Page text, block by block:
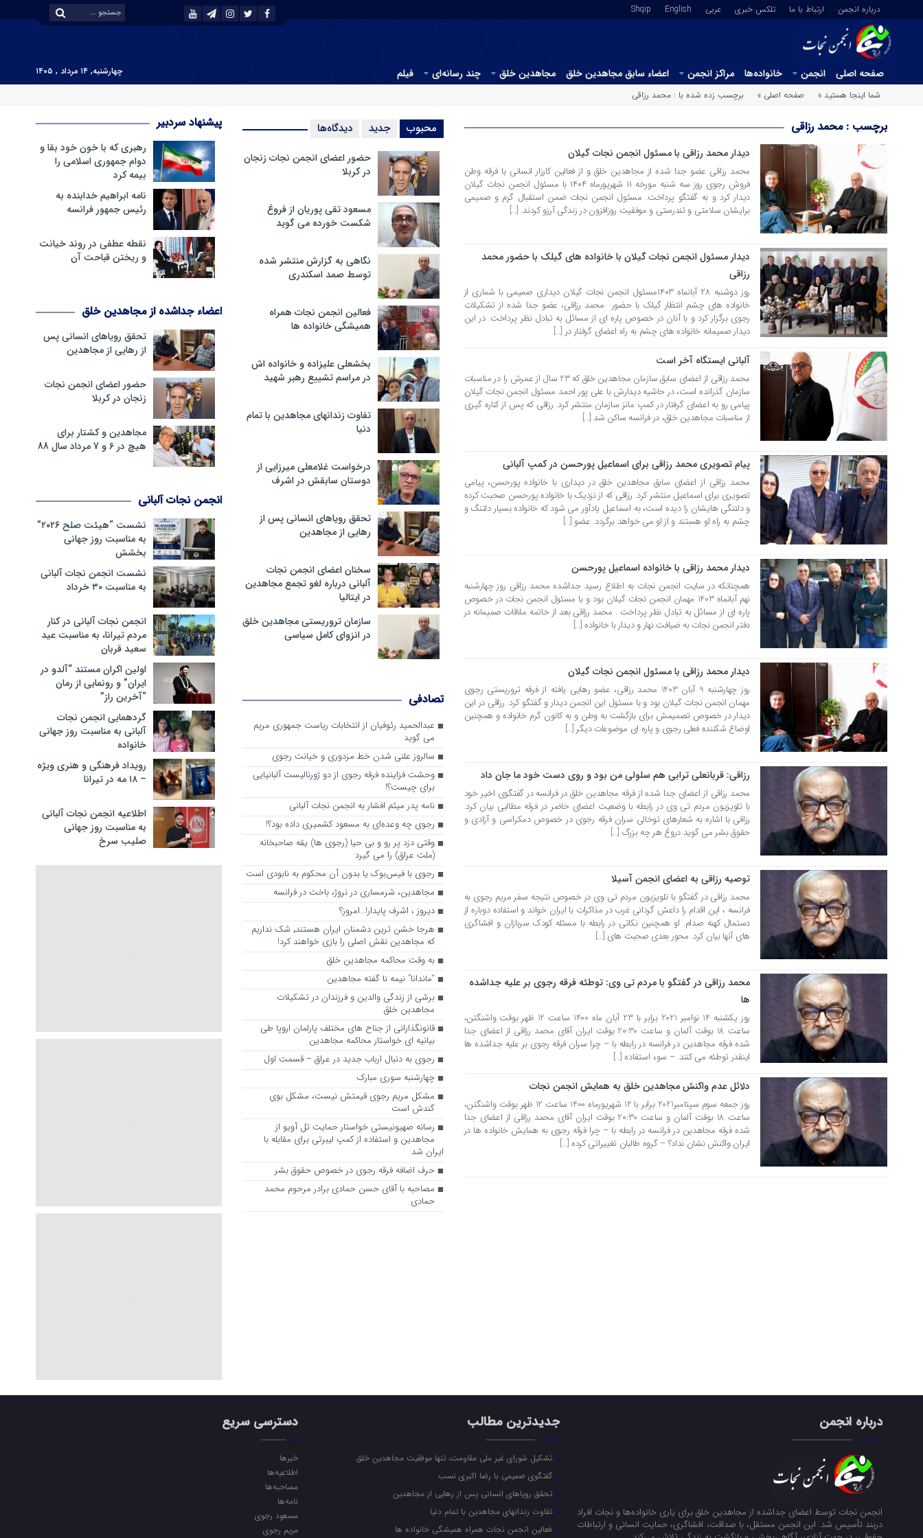
درباره انجمن ارتباط با ما تلکس خبری عربي English
Shqip
صفحه اصلی انجمن خانواده‌ها مراکز انجمن اعضاء سابق مجاهدین خلق مجاهدین خلق چند رسانه‌ای فیلم
چهارشنبه, ۱۴ مرداد , ۱۴۰۵
شما اینجا هستید »
صفحه اصلی » برچسب زده شده با : محمد رزاقی
برچسب : محمد رزاقی
دیدار محمد رزاقی با مسئول انجمن نجات گیلان
محمد رزاقی عضو جدا شده از مجاهدین خلق و از فعالین کارزار انسانی با فرقه وطن
فروش رجوی روز سه شنبه مورخه ۱۱ شهریورماه ۱۴۰۴ با مسئول انجمن نجات گیلان
دیدار کرد و به گفتگو پرداخت. مسئول انجمن نجات ضمن استقبال گرم و صمیمی
برایشان سلامتی و تندرستی و موفقیت روزافزون در زندگی آرزو کردند. […]
18 آذر 1403
دیدار مسئول انجمن نجات گیلان با خانواده های گیلک با حضور محمد
رزاقی
روز دوشنبه ۲۸ آبانماه ۱۴۰۳مسئول انجمن نجات گیلان دیداری صمیمی با شماری از
خانواده های چشم انتظار گیلک با حضور محمد رزاقی، عضو جدا شده از تشکیلات
رجوی برگزار کرد و با آنان در خصوص پاره ای از مسائل به تبادل نظر پرداخت. در این
دیدار صمیمانه خانواده های چشم به راه اعضای گرفتار در […]
14 آذر 1403 آلبانی ایستگاه آخر است
محمد رزاقی از اعضای سابق سازمان مجاهدین خلق که 23 سال از عمرش را در مناسبات
سازمان گذرانده است، در حاشیه دیدارش با علی پور احمد مسئول انجمن نجات گیلان
پیامی رو به اعضای گرفتار در کمپ مانز سازمان منتشر کرد. رزاقی که پس از کناره گیری
از مناسبات مجاهدین خلق، در فرانسه ساکن شد […]
14 آذر 1403 پیام تصویری محمد رزاقی برای اسماعیل پورحسن در کمپ آلبانی
محمد رزاقی از اعضای سابق مجاهدین خلق در دیداری با خانواده پورحسن، پیامی
تصویری برای اسماعیل منتشر کرد. رزاقی که از نزدیک با خانواده پورحسن صحبت کرده
و دلتنگی هایشان را دیده است، به اسماعیل یادآور می شود که خانواده بسیار دلتنگ و
چشم به راه او هستند و از او می خواهد برگردد. عضو […]
14 آذر 1403 دیدار محمد رزاقی با خانواده اسماعیل پورحسن
همچنانکه در سایت انجمن نجات به اطلاع رسید جداشده محمد رزاقی روز چهارشنبه
نهم آبانماه 1403 مهمان انجمن نجات گیلان بود و با مسئول انجمن نجات در خصوص
پاره ای از مسائل به تبادل نظر پرداخت . محمد رزاقی بعد از خاتمه ملاقات صمیمانه در
دفتر انجمن نجات به ضیافت نهار و دیدار با خانواده […]
13 آذر 1403 دیدار محمد رزاقی با مسئول انجمن نجات گیلان
روز چهارشنبه 9 آبان 1403 محمد رزاقی، عضو رهایی یافته از فرقه تروریستی رجوی
مهمان انجمن نجات گیلان بود و با مسئول این انجمن دیدار و گفتگو کرد. رزاقی در این
دیدار در خصوص تصمیمش برای بازگشت به وطن و به کانون گرم خانواده و همچنین
اوضاع شکننده فعلی رجوی و پاره ای موضوعات دیگر […]
رزاقی: قربانعلی ترابی هم سلولی من بود و روی دست خود ما جان داد
محمد رزاقی از اعضای جدا شده از فرقه مجاهدین خلق در فرانسه در گفتگوی اخیر خود
با تلویزیون مردم تی وی در رابطه با وضعیت اعضای حاضر در فرقه مطالبی بیان کرد.
رزاقی با اشاره به شعارهای توخالی سران فرقه رجوی در خصوص دمکراسی و آزادی و
حقوق بشر می گوید دروغ هر چه بزرگ […]
توصیه رزاقی به اعضای انجمن آسیلا
محمد رزاقی در گفتگو با تلویزیون مردم تی وی در خصوص نتیجه سفر مریم رجوی به
فرانسه ، این اقدام را داعش گردانی غرب در مذاکرات با ایران خواند و استفاده دوباره از
دستمال کهنه صدام. او همچنین نکاتی در رابطه با مسئله کودک سربازان و افشاگری
های آنها بیان کرد. محور بعدی صحبت های […]
محمد رزاقی در گفتگو با مردم تی وی: توطئه فرقه رجوی بر علیه جداشده
ها
روز یکشنبه 14 نوامبر 2021 برابر با 23 آبان ماه 1400 ساعت 12 ظهر بوقت واشنگتن،
ساعت 18 بوقت آلمان و ساعت 20:30 بوقت ایران آقای محمد رزاقی از اعضای جدا
شده فرقه مجاهدین در فرانسه در رابطه با – چرا سران فرقه رجوی بر علیه جداشده ها
اینقدر توطئه می کنند. – سوء استفاده […]
دلائل عدم واکنش مجاهدین خلق به همایش انجمن نجات
روز جمعه سوم سپتامبر2021 برابر با 12 شهریورماه 1400 ساعت 12 ظهر بوقت واشنگتن،
ساعت 18 بوقت آلمان و ساعت 20:30 بوقت ایران آقای محمد رزاقی از اعضای جدا
شده فرقه مجاهدین در فرانسه در رابطه با – چرا فرقه رجوی به همایش خانواده ها در
ایران واکنش نشان نداد؟ – گروه طالبان تغییراتی کرده […]
محبوب جدید دیدگاه‌ها
حضور اعضای انجمن نجات زنجان
در کربلا
مسعود تقی پوریان از فروغ
شکست خورده می گوید
نگاهی به گزارش منتشر شده
توسط صمد اسکندری
فعالین انجمن نجات همراه
همیشگی خانواده ها
بخشعلی علیزاده و خانواده اش
در مراسم تشییع رهبر شهید
تفاوت زندانهای مجاهدین با تمام
دنیا
درخواست غلامعلی میرزایی از
دوستان سابقش در اشرف
تحقق رویاهای انسانی پس از
رهایی از مجاهدین
سخنان اعضای انجمن نجات
آلبانی درباره لغو تجمع مجاهدین
در ایتالیا
سازمان تروریستی مجاهدین خلق
در انزوای کامل سیاسی
تصادفی
عبدالحمید رئوفیان از انتخابات ریاست جمهوری مریم
می گوید
سالروز علنی شدن خط مزدوری و خیانت رجوی
وحشت فزاینده فرقه رجوی از دو ژورنالیست آلبانیایی
برای چیست؟!
نامه پدر میثم افشار به انجمن نجات آلبانی
رجوی چه وعده‌ای به مسعود کشمیری داده بود؟!
وقتی دزد پر رو و بی حیا (رجوی ها) یقه صاحبخانه
(ملت عراق) را می گیرد
رجوی با فیس‌بوک یا بدون آن محکوم به نابودی است
مجاهدین، شرم‎ساری در نروژ، باخت در فرانسه
ديروز ، اشرف پايدار!…امروز؟
هرجا خشن ترین دشمنان ایران هستند٬ شک نداریم
که مجاهدین نقش اصلی را بازی خواهند کرد!
به وقت محاکمه مجاهدین خلق
“ماندانا” نیمه نا گفته مجاهدین
برشی از زندگی والدین و فرزندان در تشکیلات
مجاهدین خلق
قانونگذارانی از جناح های مختلف پارلمان اروپا طی
بیانیه ای خواستار محاکمه مجاهدین
رجوی به دنبال ارباب جدید در عراق – قسمت اول
چهارشنبه سوری مبارک
مشکل مریم رجوی قیمتش نیست، مشکل بوی
گندش است
رسانه صهیونیستی خواستار حمایت تل آویو از
مجاهدین و استفاده از کمپ لیبرتی برای مقابله با
ایران شد
حرف اضافه فرقه رجوی در خصوص حقوق بشر
مصاحبه با آقای حسن حمادی برادر مرحوم محمد
حمادی
پیشنهاد سردبیر
رهبری که با خون خود بقا و
دوام جمهوری اسلامی را
بیمه کرد
نامه ابراهیم خدابنده به
رئیس جمهور فرانسه
نقطه عطفی در روند خیانت
و ریختن قباحت آن
اعضاء جداشده از مجاهدین خلق
تحقق رویاهای انسانی پس
از رهایی از مجاهدین
حضور اعضای انجمن نجات
زنجان در کربلا
مجاهدین و کشتار برای
هیچ در 6 و 7 مرداد سال 88
انجمن نجات آلبانی
نشست “هیئت صلح ۲۰۲۶”
به مناسبت روز جهانی
بخشش
نشست انجمن نجات آلبانی
به مناسبت ۳۰ خرداد
انجمن نجات آلبانی در کنار
مردم تیرانا، به مناسبت عید
سعید قربان
اولین اکران مستند “آلدو در
ایران” و رونمایی از رمان
“آخرین راز”
گردهمایی انجمن نجات
آلبانی به مناسبت روز جهانی
خانواده
رویداد فرهنگی و هنری ویژه
– ۱۸ مه در تیرانا
اطلاعیه انجمن نجات آلبانی
به مناسبت روز جهانی
صلیب سرخ
درباره انجمن
انجمن نجات توسط اعضای جداشده از مجاهدین خلق برای یاری خانواده‌ها و نجات افراد
دربند تأسیس شد. این انجمن مستقل، با صداقت، افشاگری، حمایت انسانی و ارتباطات
جدیدترین مطالب
تشکیل شورای غیر ملی مقاومت، تنها موفقیت مجاهدین خلق
گفتگوی صمیمی با رضا اکبری نسب
تحقق رویاهای انسانی پس از رهایی از مجاهدین
تفاوت زندانهای مجاهدین با تمام دنیا
فعالین انجمن نجات همراه همیشگی خانواده ها
دسترسی سریع
خبرها
اطلاعیه‌ها
مصاحبه‌ها
نامه‌ها
مسعود رجوی
مریم رجوی